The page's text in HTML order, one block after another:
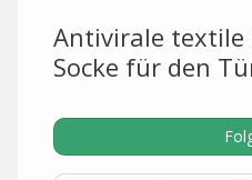
Antivirale textile
Socke für den